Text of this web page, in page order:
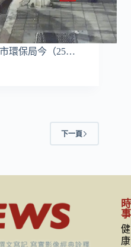
環保局今（25…
下一頁
時
事
健
康